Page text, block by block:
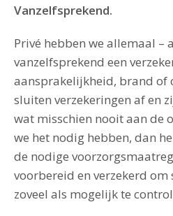
Vanzelfsprekend.
Privé hebben we allemaal –
vanzelfsprekend een
aansprakelijkheid, brand of
sluiten verzekeringen af en
wat misschien nooit aan de
we het nodig hebben, dan
de nodige
voorbereid en verzekerd om
zoveel als mogelijk te